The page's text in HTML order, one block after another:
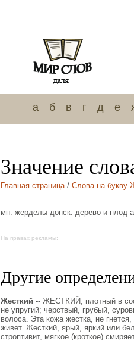
а б в г д е
Значение
Главная страница/ Слова на букву
мн. жерделы донск. дерево и плод
На правах рекламы:
Другие
Жесткий -- ЖЕСТКИЙ, плотный в
не упругий; черствый, грубый,
волоса. Эта кожа жестка, не
живет. Жесткий, ярый, яркий или
строптивит, мягкое (кроткое)